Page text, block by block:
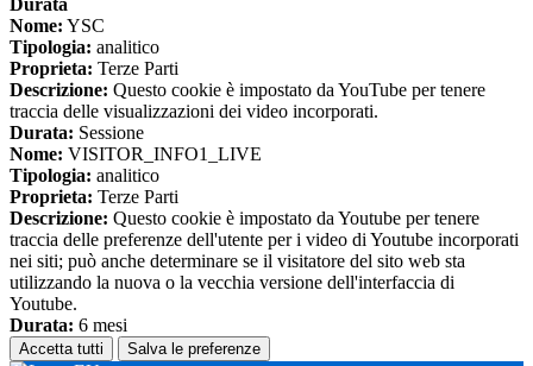
Durata
Nome: YSC
Tipologia: analitico
Proprieta: Terze Parti
Descrizione: Questo cookie è impostato da YouTube per tenere
traccia delle visualizzazioni dei video incorporati.
Durata: Sessione
Nome: VISITOR_INFO1_LIVE
Tipologia: analitico
Proprieta: Terze Parti
Descrizione: Questo cookie è impostato da Youtube per tenere
traccia delle preferenze dell'utente per i video di Youtube incorporati
nei siti; può anche determinare se il visitatore del sito web sta
utilizzando la nuova o la vecchia versione dell'interfaccia di
Youtube.
Durata: 6 mesi
Accetta tutti Salva le preferenze